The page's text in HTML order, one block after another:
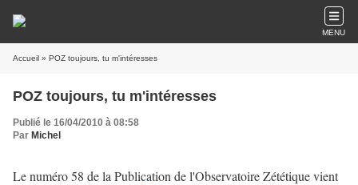
MENU
Accueil » POZ toujours, tu m'intéresses
POZ toujours, tu m'intéresses
Publié le 16/04/2010 à 08:58
Par Michel
Le numéro 58 de la Publication de l'Observatoire Zététique vient